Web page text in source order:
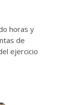
horas y
de
ejercicio